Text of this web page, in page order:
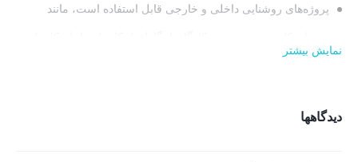
پروژه‌های روشنایی داخلی و خارجی قابل استفاده است، مانند
زمین بگذارید، این نور کار قابل تنظیم همیشه همراه شماست.
نمایش بیشتر
دیدگاهها